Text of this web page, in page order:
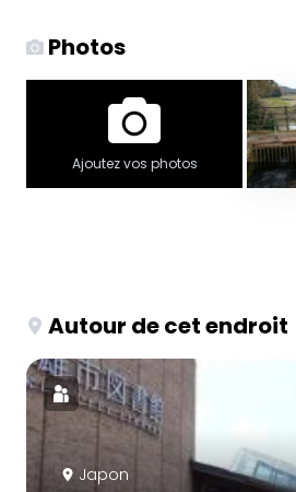
Photos
Ajoutez vos photos
Autour de cet endroit
Japon